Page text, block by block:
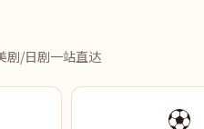
剧/日剧一站直达
⚽